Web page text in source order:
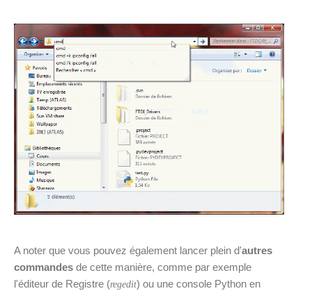
A noter que vous pouvez également lancer plein d'autres
commandes de cette manière, comme par exemple
l'éditeur de Registre (regedit) ou une console Python en